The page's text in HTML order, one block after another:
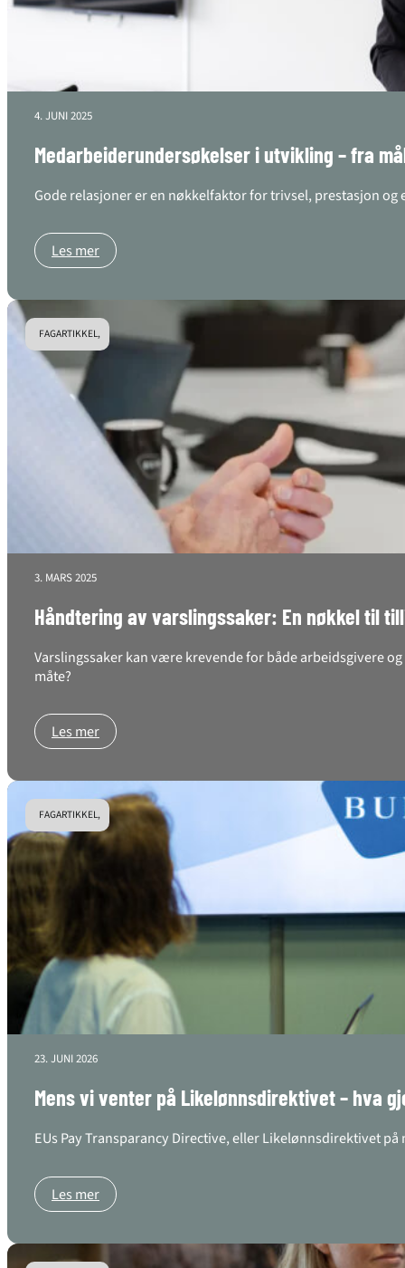
4. JUNI 2025
Medarbeiderundersøkelser i utvikling – fra
Gode relasjoner er en nøkkelfaktor for trivsel, prestasjon
Les mer
FAGARTIKKEL,
3. MARS 2025
Håndtering av varslingssaker: En nøkkel til
Varslingssaker kan være krevende for både arbeidsgivere
måte?
Les mer
FAGARTIKKEL,
23. JUNI 2026
Mens vi venter på Likelønnsdirektivet – hva
EUs Pay Transparancy Directive, eller Likelønnsdirektivet
Les mer